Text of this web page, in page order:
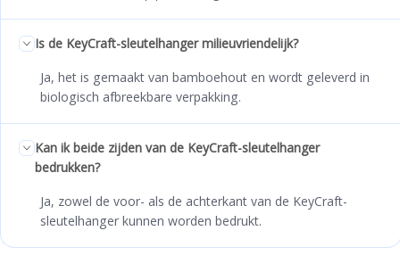
Is de KeyCraft-sleutelhanger milieuvriendelijk?
Ja, het is gemaakt van bamboehout en wordt geleverd in
biologisch afbreekbare verpakking.
Kan ik beide zijden van de KeyCraft-sleutelhanger
bedrukken?
Ja, zowel de voor- als de achterkant van de KeyCraft-
sleutelhanger kunnen worden bedrukt.